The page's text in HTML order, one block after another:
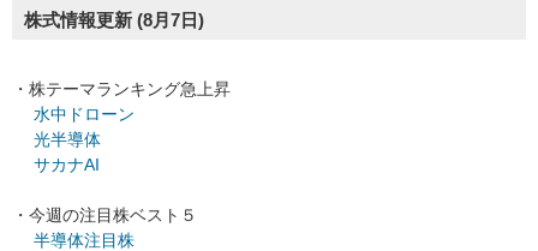
株式情報更新 (8月7日)
・株テーマランキング急上昇
水中ドローン
光半導体
サカナAI
・今週の注目株ベスト５
半導体注目株